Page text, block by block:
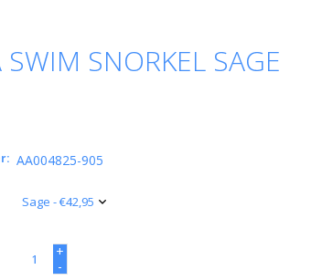
SWIM SNORKEL SAGE
AA004825-905
+
-